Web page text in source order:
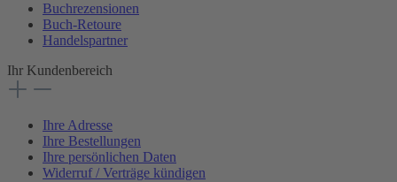
Buchrezensionen
Buch-Retoure
Handelspartner
Ihr Kundenbereich
Ihre Adresse
Ihre Bestellungen
Ihre persönlichen Daten
Widerruf / Verträge kündigen